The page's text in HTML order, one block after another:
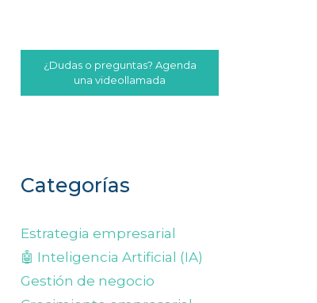
¿Dudas o preguntas? Agenda
una videollamada
Categorías
Estrategia empresarial
🤖 Inteligencia Artificial (IA)
Gestión de negocio